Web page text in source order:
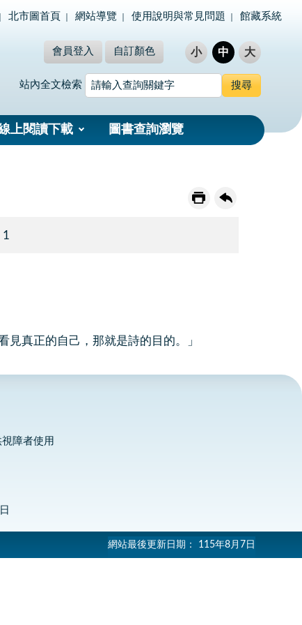
北市圖首頁 網站導覽 使用說明與常見問題 館藏系統
會員登入 自訂顏色 小 中 大
站內全文檢索
上閱讀下載 圖書查詢瀏覽
1
真正的自己，那就是詩的目的。」
障者使用
網站最後更新日期： 115年8月7日